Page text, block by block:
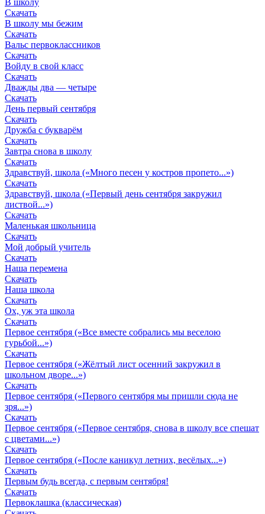
В школу
Скачать
В школу мы бежим
Скачать
Вальс первоклассников
Скачать
Войду в свой класс
Скачать
Дважды два — четыре
Скачать
День первый сентября
Скачать
Дружба с букварём
Скачать
Завтра снова в школу
Скачать
Здравствуй, школа («Много песен у костров пропето...»)
Скачать
Здравствуй, школа («Первый день сентября закружил
листвой...»)
Скачать
Маленькая школьница
Скачать
Мой добрый учитель
Скачать
Наша перемена
Скачать
Наша школа
Скачать
Ох, уж эта школа
Скачать
Первое сентября («Все вместе собрались мы веселою
гурьбой...»)
Скачать
Первое сентября («Жёлтый лист осенний закружил в
школьном дворе...»)
Скачать
Первое сентября («Первого сентября мы пришли сюда не
зря...»)
Скачать
Первое сентября («Первое сентября, снова в школу все спешат
с цветами...»)
Скачать
Первое сентября («После каникул летних, весёлых...»)
Скачать
Первым будь всегда, с первым сентября!
Скачать
Первоклашка (классическая)